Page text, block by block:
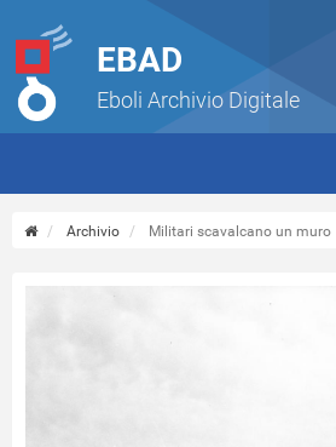
EBAD
Eboli Archivio Digitale
Archivio Militari scavalcano un muro